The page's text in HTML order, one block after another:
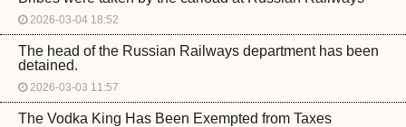
2026-03-04 18:52
The head of the Russian Railways department has been
detained.
2026-03-03 11:57
The Vodka King Has Been Exempted from Taxes